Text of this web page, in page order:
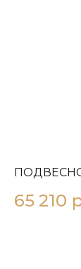
65 210